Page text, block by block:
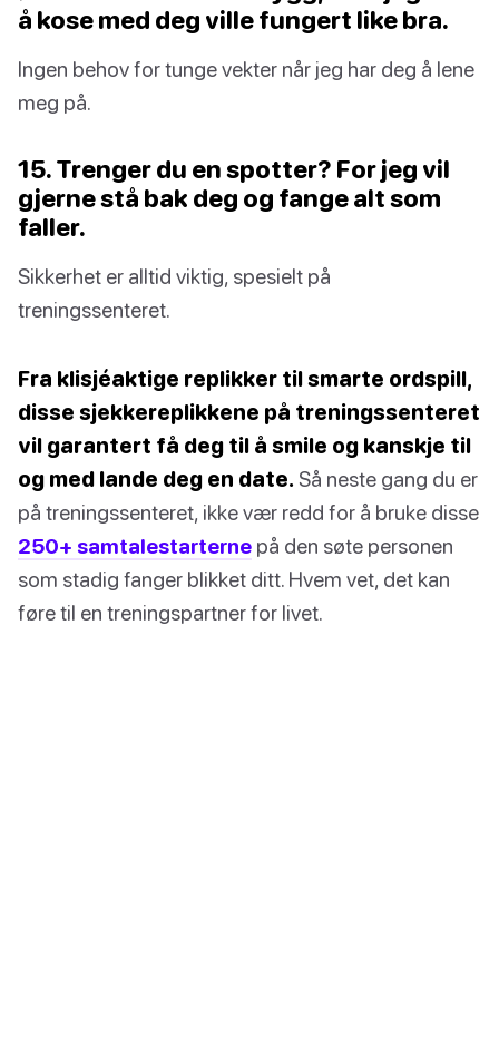
å kose med deg ville fungert like bra.
Ingen behov for tunge vekter når jeg har deg å lene
meg på.
15. Trenger du en spotter? For jeg vil
gjerne stå bak deg og fange alt som
faller.
Sikkerhet er alltid viktig, spesielt på
treningssenteret.
Fra klisjéaktige replikker til smarte ordspill,
disse sjekkereplikkene på treningssenteret
vil garantert få deg til å smile og kanskje til
og med lande deg en date. Så neste gang du er
på treningssenteret, ikke vær redd for å bruke disse
250+ samtalestarterne på den søte personen
som stadig fanger blikket ditt. Hvem vet, det kan
føre til en treningspartner for livet.